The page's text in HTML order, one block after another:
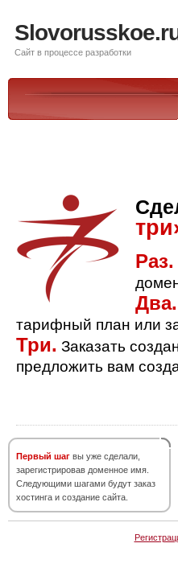
Сайт в процессе разработки
Раз.
Два.
тарифный план или
Три. Заказать
предложить вам
Первый шаг вы уже сделали,
зарегистрировав доменное имя.
Следующими шагами будут заказ
хостинга и создание сайта.